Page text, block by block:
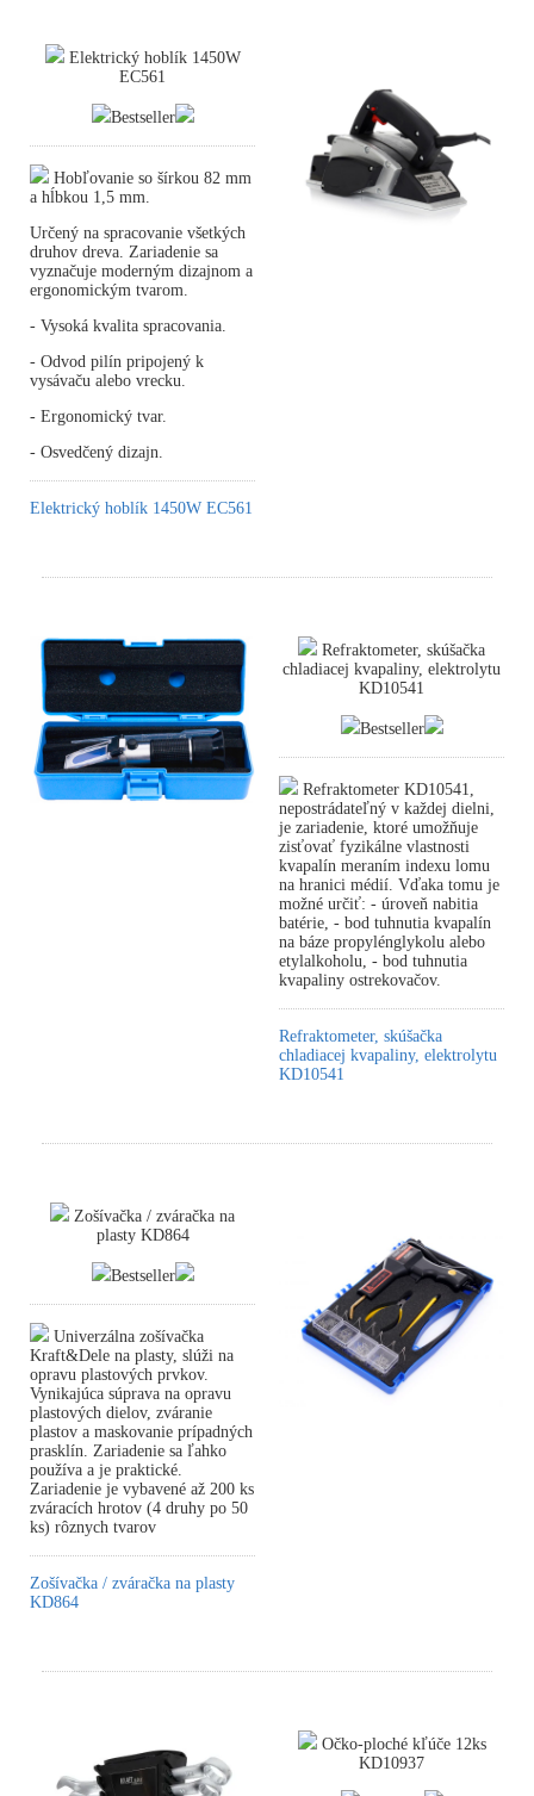
Elektrický hoblík 1450W
EC561
Bestseller
Hobľovanie so šírkou 82 mm
a hĺbkou 1,5 mm.
Určený na spracovanie všetkých
druhov dreva. Zariadenie sa
vyznačuje moderným dizajnom a
ergonomickým tvarom.
- Vysoká kvalita spracovania.
- Odvod pilín pripojený k
vysávaču alebo vrecku.
- Ergonomický tvar.
- Osvedčený dizajn.
Elektrický hoblík 1450W EC561
Refraktometer, skúšačka
chladiacej kvapaliny, elektrolytu
KD10541
Bestseller
Refraktometer KD10541,
nepostrádateľný v každej dielni,
je zariadenie, ktoré umožňuje
zisťovať fyzikálne vlastnosti
kvapalín meraním indexu lomu
na hranici médií. Vďaka tomu je
možné určiť: - úroveň nabitia
batérie, - bod tuhnutia kvapalín
na báze propylénglykolu alebo
etylalkoholu, - bod tuhnutia
kvapaliny ostrekovačov.
Refraktometer, skúšačka
chladiacej kvapaliny, elektrolytu
KD10541
Zošívačka / zváračka na
plasty KD864
Bestseller
Univerzálna zošívačka
Kraft&Dele na plasty, slúži na
opravu plastových prvkov.
Vynikajúca súprava na opravu
plastových dielov, zváranie
plastov a maskovanie prípadných
prasklín. Zariadenie sa ľahko
používa a je praktické.
Zariadenie je vybavené až 200 ks
zváracích hrotov (4 druhy po 50
ks) rôznych tvarov
Zošívačka / zváračka na plasty
KD864
Očko-ploché kľúče 12ks
KD10937